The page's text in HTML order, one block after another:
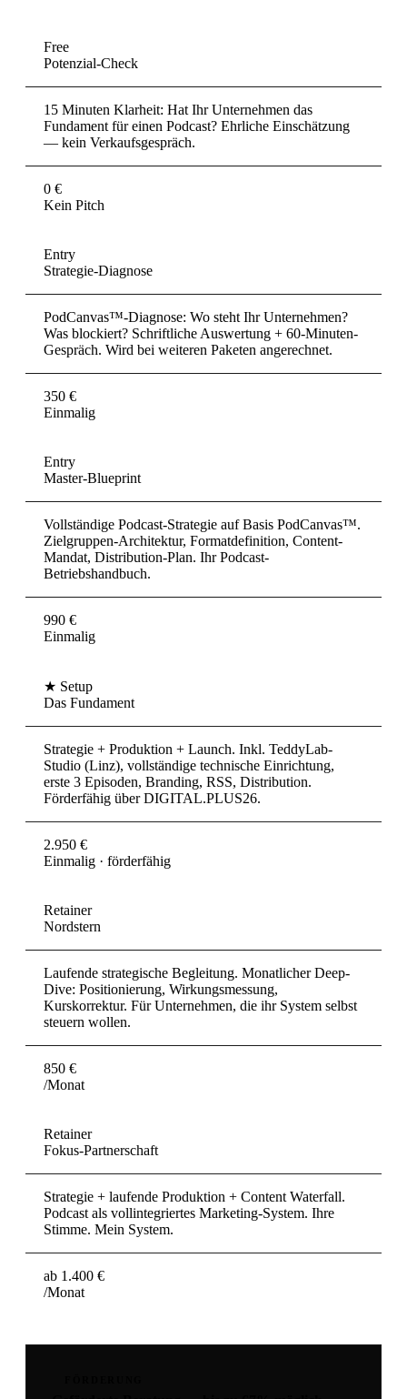
Free
Potenzial-Check
15 Minuten Klarheit: Hat Ihr Unternehmen das
Fundament für einen Podcast? Ehrliche Einschätzung
— kein Verkaufsgespräch.
0 €
Kein Pitch
Entry
Strategie-Diagnose
PodCanvas™-Diagnose: Wo steht Ihr Unternehmen?
Was blockiert? Schriftliche Auswertung + 60-Minuten-
Gespräch. Wird bei weiteren Paketen angerechnet.
350 €
Einmalig
Entry
Master-Blueprint
Vollständige Podcast-Strategie auf Basis PodCanvas™.
Zielgruppen-Architektur, Formatdefinition, Content-
Mandat, Distribution-Plan. Ihr Podcast-
Betriebshandbuch.
990 €
Einmalig
★ Setup
Das Fundament
Strategie + Produktion + Launch. Inkl. TeddyLab-
Studio (Linz), vollständige technische Einrichtung,
erste 3 Episoden, Branding, RSS, Distribution.
Förderfähig über DIGITAL.PLUS26.
2.950 €
Einmalig · förderfähig
Retainer
Nordstern
Laufende strategische Begleitung. Monatlicher Deep-
Dive: Positionierung, Wirkungsmessung,
Kurskorrektur. Für Unternehmen, die ihr System selbst
steuern wollen.
850 €
/Monat
Retainer
Fokus-Partnerschaft
Strategie + laufende Produktion + Content Waterfall.
Podcast als vollintegriertes Marketing-System. Ihre
Stimme. Mein System.
ab 1.400 €
/Monat